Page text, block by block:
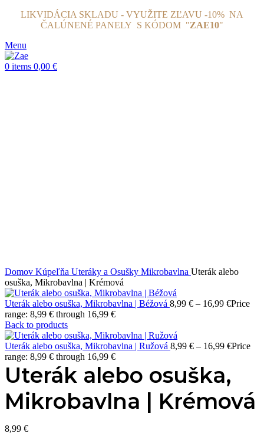
LIKVIDÁCIA SKLADU - VYUŽITE ZĽAVU -10% NA
ČALÚNENÉ PANELY S KÓDOM "ZAE10"
Menu
0 items 0,00 €
Domov Kúpeľňa Uteráky a Osušky Mikrobavlna Uterák alebo
osuška, Mikrobavlna | Krémová
Uterák alebo osuška, Mikrobavlna | Béžová 8,99 € – 16,99 €Price
range: 8,99 € through 16,99 €
Back to products
Uterák alebo osuška, Mikrobavlna | Ružová 8,99 € – 16,99 €Price
range: 8,99 € through 16,99 €
Uterák alebo osuška,
Mikrobavlna | Krémová
8,99 €